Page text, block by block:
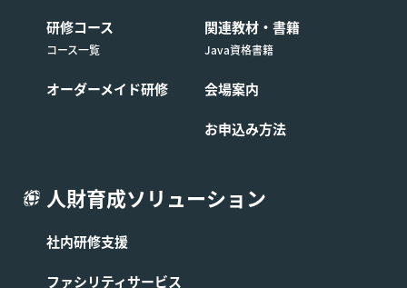
た日程を変更したコースの申し込みを取り消す場
合は前条の定めに関わらず受講費用の全額をお支
■第9条 (コースの開催中止)
そのコースの開催を中止する場合があります。この場合、
弊社は第3条に基づき成立したコースの提供に係る契約を
解除できるものとし、お客様へはコース開始予定日1週間
を支払済の場合は、中止されたコースの代金をお客様に返
研修コース
コース一覧
オーダーメイド研修
関連教材・書籍
Java資格書籍
会場案内
お申込み方法
人財育成ソリューション
社内研修支援
ファシリティサービス